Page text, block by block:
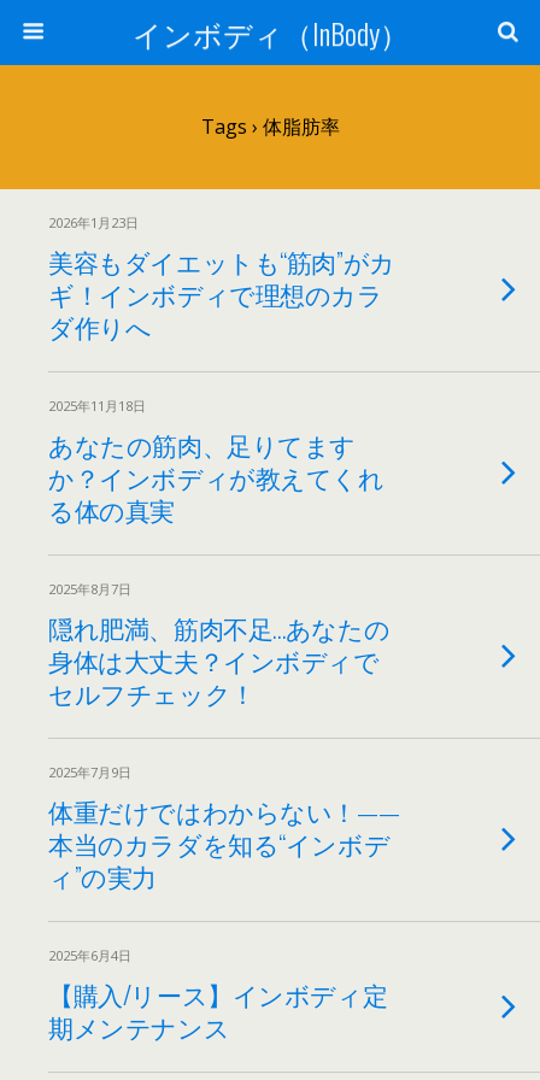
インボディ（InBody）
Tags › 体脂肪率
2026年1月23日
美容もダイエットも“筋肉”がカ
ギ！インボディで理想のカラ
ダ作りへ
2025年11月18日
あなたの筋肉、足りてます
か？インボディが教えてくれ
る体の真実
2025年8月7日
隠れ肥満、筋肉不足…あなたの
身体は大丈夫？インボディで
セルフチェック！
2025年7月9日
体重だけではわからない！——
本当のカラダを知る“インボデ
ィ”の実力
2025年6月4日
【購入/リース】インボディ定
期メンテナンス